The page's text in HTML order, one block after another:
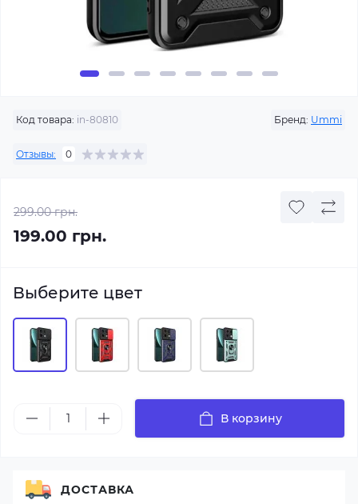
Код товара: in-80810 Бренд: Ummi
Отзывы: 0
299.00 грн.
199.00 грн.
Выберите цвет
В корзину
ДОСТАВКА